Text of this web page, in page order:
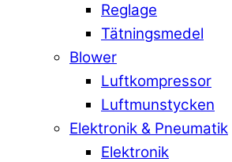
Reglage
Tätningsmedel
Blower
Luftkompressor
Luftmunstycken
Elektronik & Pneumatik
Elektronik